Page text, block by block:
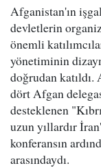
Afganistan'ın
devletlerin
önemli
yönetiminin
doğrudan katıldı.
dört Afgan
desteklenen
uzun yıllardır
konferansın
arasındaydı.